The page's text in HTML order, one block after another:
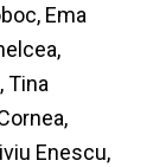
Ema
Tina
Enescu,